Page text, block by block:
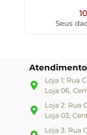
Seus
Atendimento
Loja 1: Rua
Loja 06,
Loja 2: Rua
Loja 03,
Loja 3: Rua